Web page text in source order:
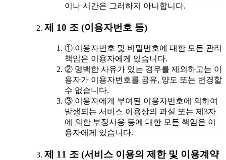
이나 시간은 그러하지 아니합니다.
제 10 조 (이용자번호 등)
① 이용자번호 및 비밀번호에 대한 모든 관리
책임은 이용자에게 있습니다.
② 명백한 사유가 있는 경우를 제외하고는 이
용자가 이용자번호를 공유, 양도 또는 변경할
수 없습니다.
③ 이용자에게 부여된 이용자번호에 의하여
발생되는 서비스 이용상의 과실 또는 제3자
에 의한 부정사용 등에 대한 모든 책임은 이
용자에게 있습니다.
제 11 조 (서비스 이용의 제한 및 이용계약